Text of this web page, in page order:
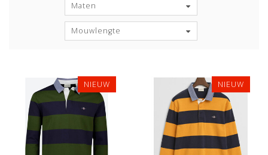
Maten
Mouwlengte
NIEUW NIEUW